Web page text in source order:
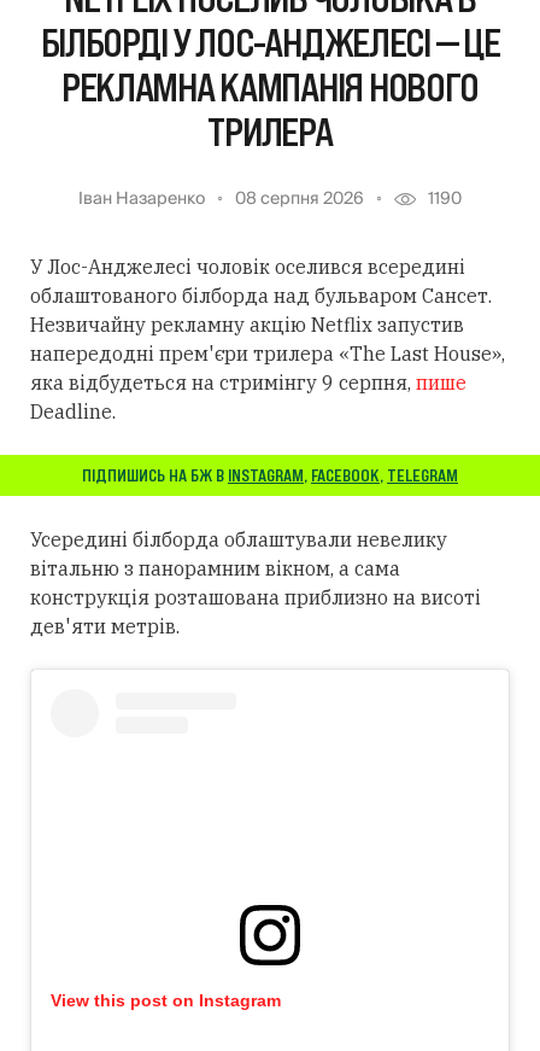
БІЛБОРДІ У ЛОС-АНДЖЕЛЕСІ — ЦЕ
РЕКЛАМНА КАМПАНІЯ НОВОГО
ТРИЛЕРА
Іван Назаренко 08 серпня 2026 1190
У Лос-Анджелесі чоловік оселився всередині
облаштованого білборда над бульваром Сансет.
Незвичайну рекламну акцію Netflix запустив
напередодні прем'єри трилера «The Last House»,
яка відбудеться на стримінгу 9 серпня, пише
Deadline.
ПІДПИШИСЬ НА БЖ В INSTAGRAM, FACEBOOK, TELEGRAM
Усередині білборда облаштували невелику
вітальню з панорамним вікном, а сама
конструкція розташована приблизно на висоті
дев'яти метрів.
View this post on Instagram